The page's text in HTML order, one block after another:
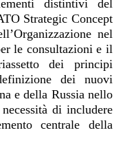
distintivi del
Strategic Concept
nel
le consultazioni e il
dei principi
dei nuovi
e della Russia nello
di includere
centrale della